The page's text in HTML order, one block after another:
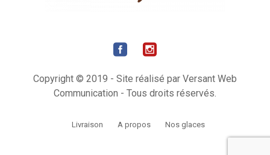
Copyright © 2019 - Site réalisé par Versant Web
Communication - Tous droits réservés.
Livraison A propos Nos glaces